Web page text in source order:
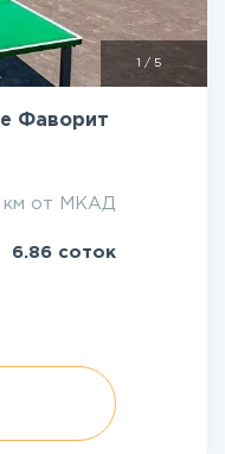
/ 5
Фаворит
км от МКАД
6.86 соток